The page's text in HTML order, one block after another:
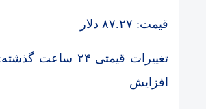
قیمت: ۸۷.۲۷ دلار
افزایش